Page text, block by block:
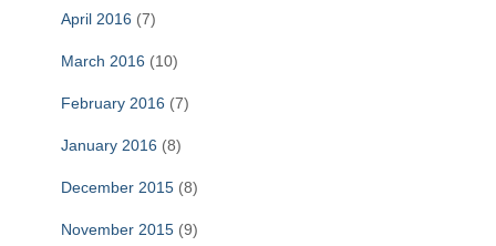
April 2016 (7)
March 2016 (10)
February 2016 (7)
January 2016 (8)
December 2015 (8)
November 2015 (9)